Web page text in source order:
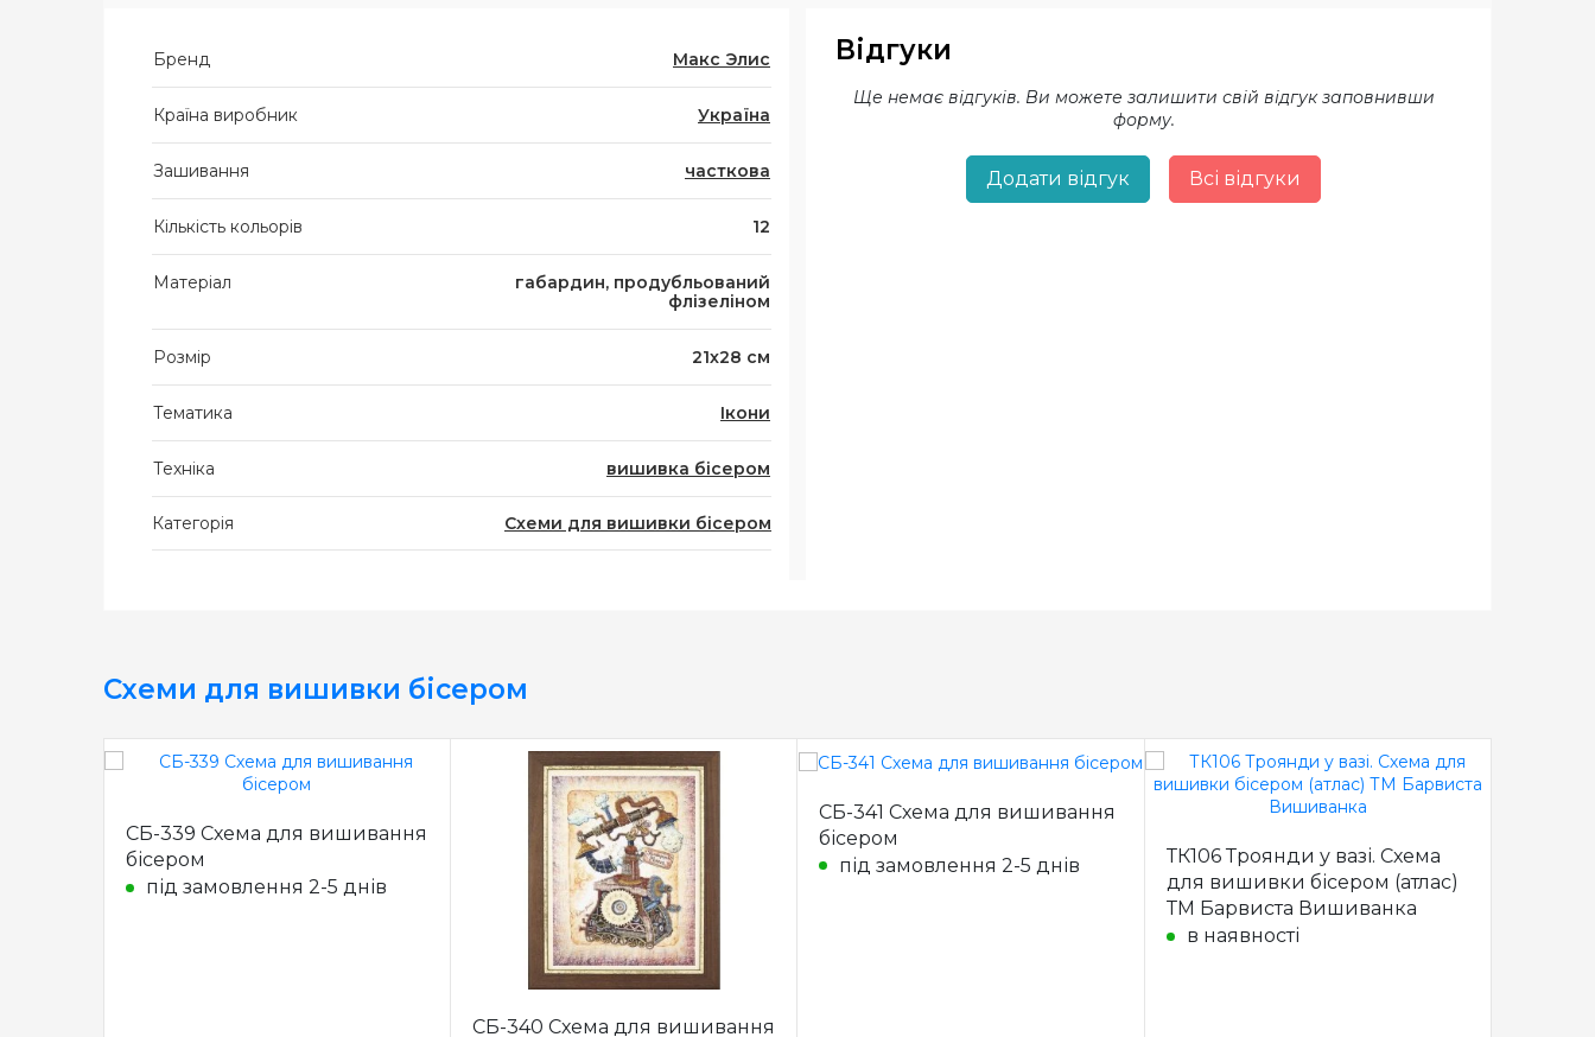
Бренд Макс Элис
Країна виробник Україна
Зашивання часткова
Кількість кольорів 12
Матеріал
габардин, продубльований
флізеліном
Розмір 21х28 см
Тематика Ікони
Техніка вишивка бісером
Категорія Схеми для вишивки бісером
Відгуки
Ще немає відгуків. Ви можете залишити свій відгук заповнивши
форму.
Додати відгук Всі відгуки
Схеми для вишивки бісером
СБ-339 Схема для вишивання
бісером
під замовлення 2-5 днів
СБ-340 Схема для вишивання
СБ-341 Схема для вишивання
бісером
під замовлення 2-5 днів
ТК106 Троянди у вазі. Схема
для вишивки бісером (атлас)
ТМ Барвиста Вишиванка
в наявності